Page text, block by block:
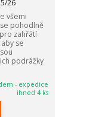
26
všemi
pohodlně
zahřátí
se
podrážky
- expedice
ihned 4 ks